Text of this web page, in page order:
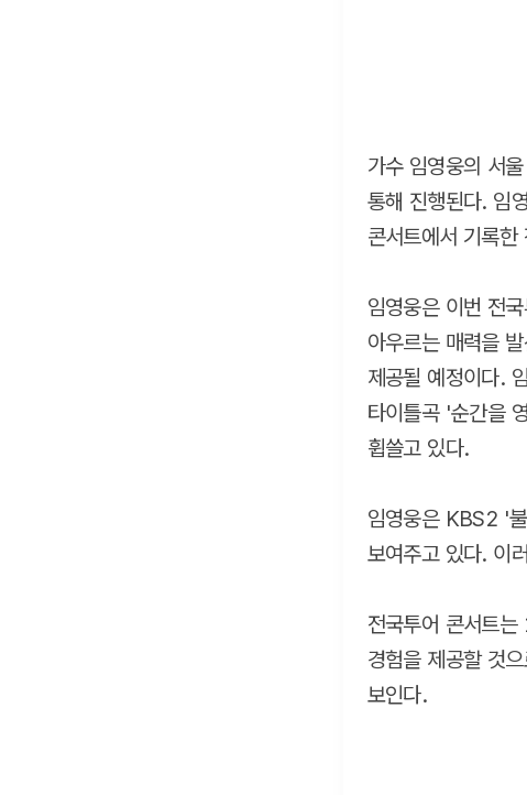
가수 임영웅의 서
통해 진행된다. 임
콘서트에서 기록
임영웅은 이번 전
아우르는 매력을
제공될 예정이다.
타이틀곡 '순간을
휩쓸고 있다.
임영웅은 KBS2 '
보여주고 있다. 이
전국투어 콘서트
경험을 제공할 것
보인다.